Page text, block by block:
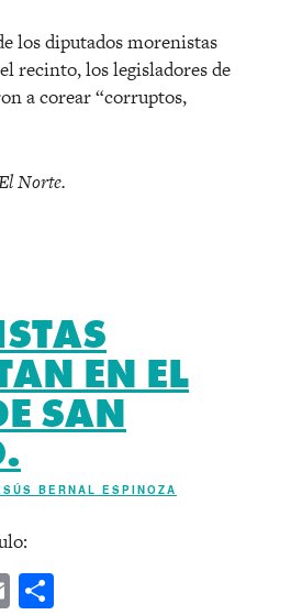
los diputados morenistas
recinto, los legisladores de
a corear “corruptos,
Norte.
EN EL
SAN
BERNAL ESPINOZA
Email